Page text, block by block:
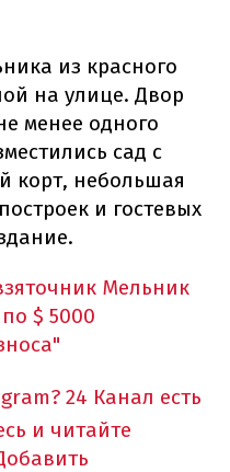
из красного
на улице. Двор
менее одного
сад с
корт, небольшая
и гостевых
Мельник
$ 5000
24 Канал есть
и читайте